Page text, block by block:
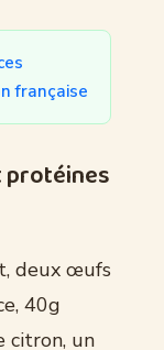
française
protéines
deux œufs
40g
citron, un